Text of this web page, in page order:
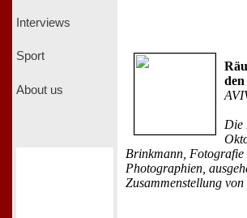
Interviews
Sport
About us
Die
Brinkmann, Fotografie
Photographien,
Zusammenstellung von